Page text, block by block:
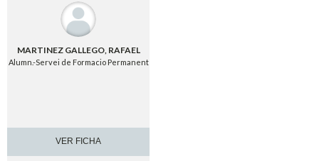
MARTINEZ GALLEGO, RAFAEL
Alumn.-Servei de Formacio Permanent
VER FICHA